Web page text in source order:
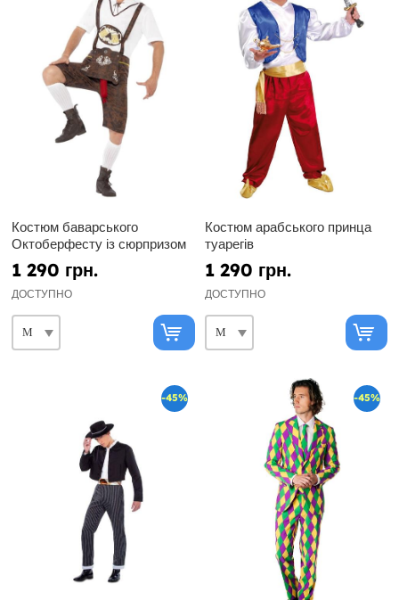
Костюм баварського
Октоберфесту із сюрпризом
1 290 грн.
ДОСТУПНО
Костюм арабського принца
туарегів
1 290 грн.
ДОСТУПНО
-45% -45%